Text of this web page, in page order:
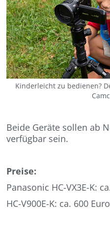
Kinderleicht zu bedienen?
Beide Geräte sollen ab
verfügbar sein.
Preise:
Panasonic HC-VX3E-K:
HC-V900E-K: ca. 600 Euro